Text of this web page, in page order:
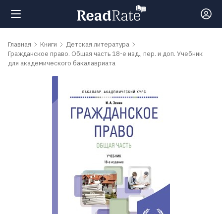
Поиск
Главная Книги
Детская литература
Гражданское право. Общая часть 18-е изд., пер. и доп. Учебник
для академического бакалавриата